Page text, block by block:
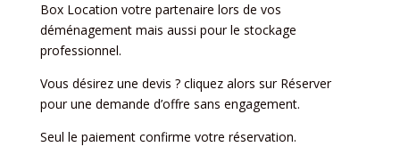
Box Location votre partenaire lors de vos
déménagement mais aussi pour le stockage
professionnel.
Vous désirez une devis ? cliquez alors sur Réserver
pour une demande d’offre sans engagement.
Seul le paiement confirme votre réservation.